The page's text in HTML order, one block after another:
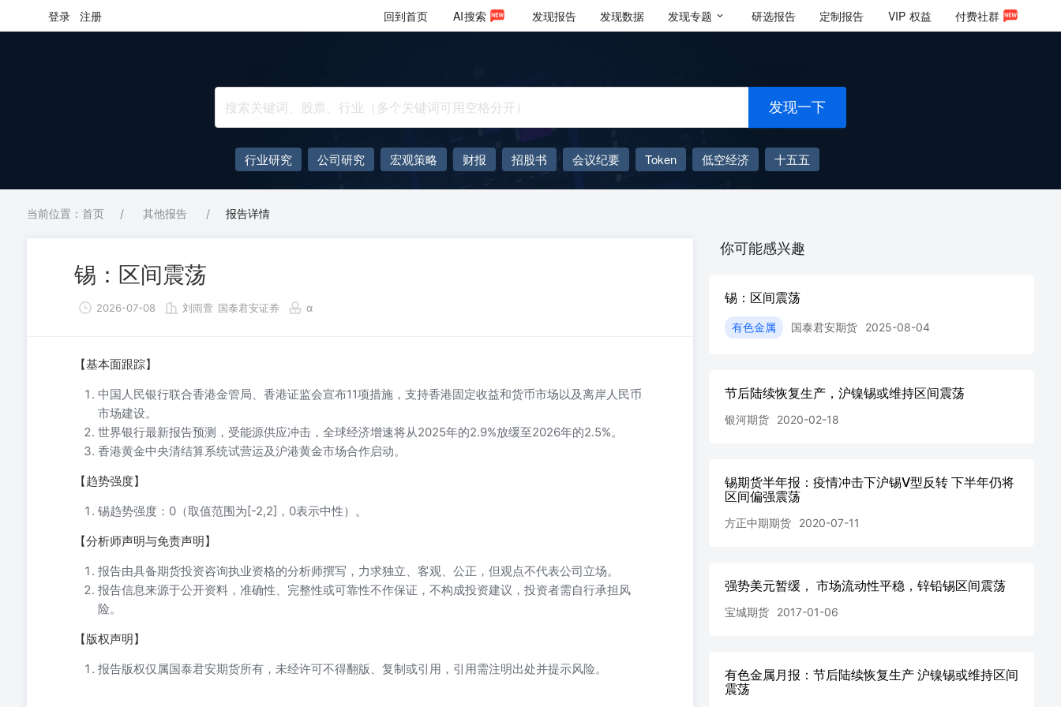
登录 注册 回到首页 AI搜索 发现报告 发现数据 发现专题 研选报告 定制报告 VIP 权益 付费社群
发现一下
行业研究 公司研究 宏观策略 财报 招股书 会议纪要 Token 低空经济
十五五
AIGC
大模型
当前位置：首页 / 其他报告 / 报告详情
锡：区间震荡
2026-07-08 刘雨萱 国泰君安证券 α
【基本面跟踪】
中国人民银行联合香港金管局、香港证监会宣布11项措施，支持香港固定收益和货币市场以及离岸人民币
市场建设。
世界银行最新报告预测，受能源供应冲击，全球经济增速将从2025年的2.9%放缓至2026年的2.5%。
香港黄金中央清结算系统试营运及沪港黄金市场合作启动。
【趋势强度】
锡趋势强度：0（取值范围为[-2,2]，0表示中性）。
【分析师声明与免责声明】
报告由具备期货投资咨询执业资格的分析师撰写，力求独立、客观、公正，但观点不代表公司立场。
报告信息来源于公开资料，准确性、完整性或可靠性不作保证，不构成投资建议，投资者需自行承担风
险。
【版权声明】
报告版权仅属国泰君安期货所有，未经许可不得翻版、复制或引用，引用需注明出处并提示风险。
你可能感兴趣
锡：区间震荡
有色金属 国泰君安期货 2025-08-04
节后陆续恢复生产，沪镍锡或维持区间震荡
银河期货 2020-02-18
锡期货半年报：疫情冲击下沪锡V型反转 下半年仍将
区间偏强震荡
方正中期期货 2020-07-11
强势美元暂缓， 市场流动性平稳，锌铅锡区间震荡
宝城期货 2017-01-06
有色金属月报：节后陆续恢复生产 沪镍锡或维持区间
震荡